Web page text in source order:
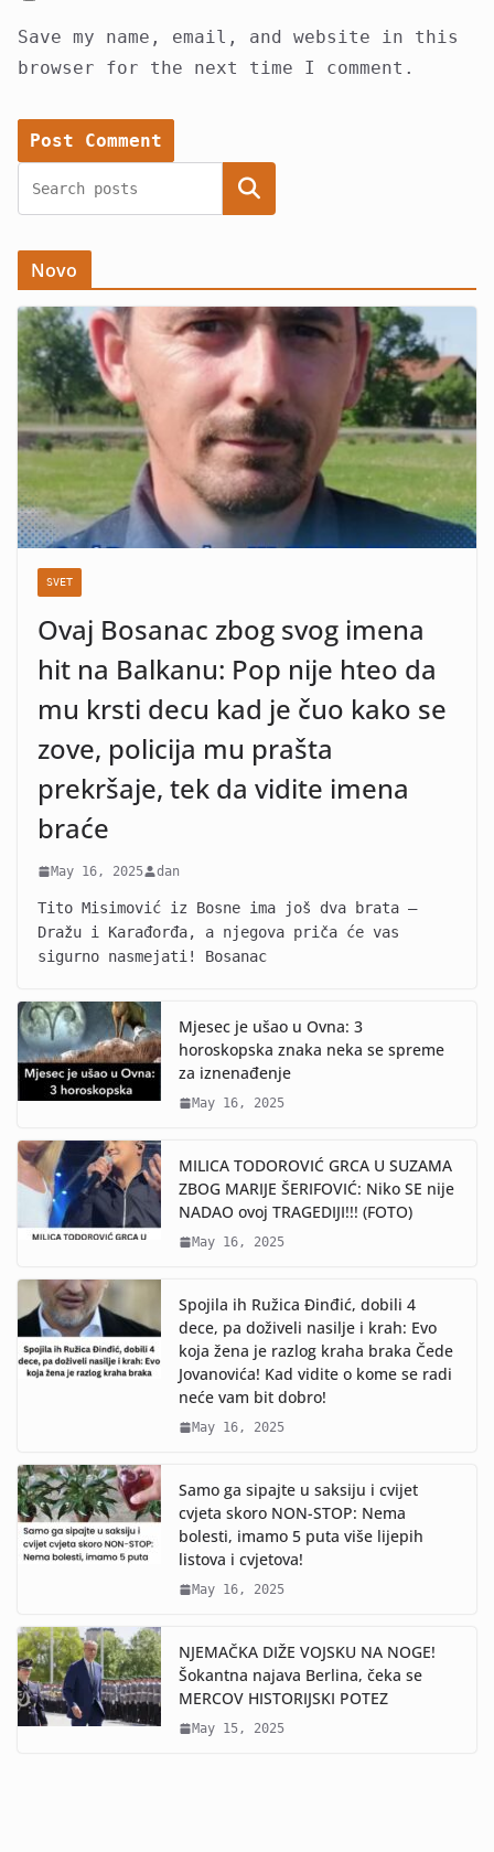
Save my name, email, and website in this
browser for the next time I comment.
Search
Novo
SVET
Ovaj Bosanac zbog svog imena
hit na Balkanu: Pop nije hteo da
mu krsti decu kad je čuo kako se
zove, policija mu prašta
prekršaje, tek da vidite imena
braće
May 16, 2025 dan
Tito Misimović iz Bosne ima još dva brata –
Dražu i Karađorđa, a njegova priča će vas
sigurno nasmejati! Bosanac
Mjesec je ušao u Ovna: 3
horoskopska znaka neka se spreme
za iznenađenje
May 16, 2025
MILICA TODOROVIĆ GRCA U SUZAMA
ZBOG MARIJE ŠERIFOVIĆ: Niko SE nije
NADAO ovoj TRAGEDIJI!!! (FOTO)
May 16, 2025
Spojila ih Ružica Đinđić, dobili 4
dece, pa doživeli nasilje i krah: Evo
koja žena je razlog kraha braka Čede
Jovanovića! Kad vidite o kome se radi
neće vam bit dobro!
May 16, 2025
Samo ga sipajte u saksiju i cvijet
cvjeta skoro NON-STOP: Nema
bolesti, imamo 5 puta više lijepih
listova i cvjetova!
May 16, 2025
NJEMAČKA DIŽE VOJSKU NA NOGE!
Šokantna najava Berlina, čeka se
MERCOV HISTORIJSKI POTEZ
May 15, 2025